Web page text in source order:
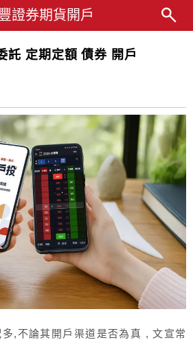
經理杜昭逸Blog
證券期貨開戶
託 定期定額 債券 開戶
,不論其開戶渠道是否為真 , 文宣常